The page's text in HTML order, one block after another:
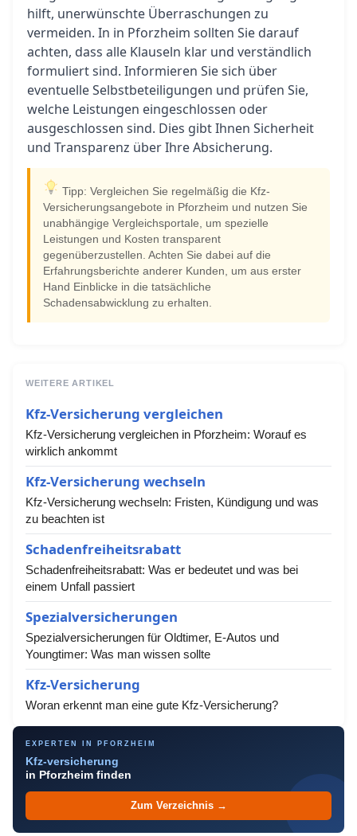
hilft, unerwünschte Überraschungen zu
vermeiden. In in Pforzheim sollten Sie darauf
achten, dass alle Klauseln klar und verständlich
formuliert sind. Informieren Sie sich über
eventuelle Selbstbeteiligungen und prüfen Sie,
welche Leistungen eingeschlossen oder
ausgeschlossen sind. Dies gibt Ihnen Sicherheit
und Transparenz über Ihre Absicherung.
Tipp: Vergleichen Sie regelmäßig die Kfz-
Versicherungsangebote in Pforzheim und nutzen Sie
unabhängige Vergleichsportale, um spezielle
Leistungen und Kosten transparent
gegenüberzustellen. Achten Sie dabei auf die
Erfahrungsberichte anderer Kunden, um aus erster
Hand Einblicke in die tatsächliche
Schadensabwicklung zu erhalten.
WEITERE ARTIKEL
Kfz-Versicherung vergleichen
Kfz-Versicherung vergleichen in Pforzheim: Worauf es
wirklich ankommt
Kfz-Versicherung wechseln
Kfz-Versicherung wechseln: Fristen, Kündigung und was
zu beachten ist
Schadenfreiheitsrabatt
Schadenfreiheitsrabatt: Was er bedeutet und was bei
einem Unfall passiert
Spezialversicherungen
Spezialversicherungen für Oldtimer, E-Autos und
Youngtimer: Was man wissen sollte
Kfz-Versicherung
Woran erkennt man eine gute Kfz-Versicherung?
EXPERTEN IN PFORZHEIM
Kfz-versicherung
in Pforzheim finden
Zum Verzeichnis →